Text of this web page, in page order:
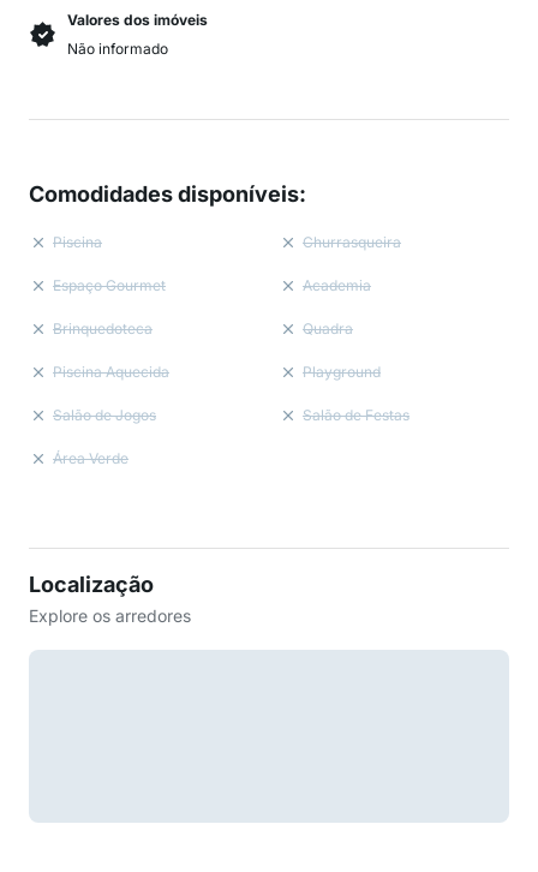
Valores dos imóveis
Não informado
Comodidades disponíveis:
Piscina Churrasqueira
Espaço Gourmet Academia
Brinquedoteca Quadra
Piscina Aquecida Playground
Salão de Jogos Salão de Festas
Área Verde
Localização
Explore os arredores